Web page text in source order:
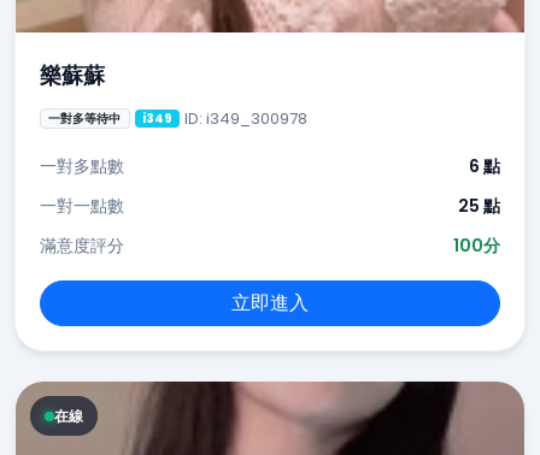
樂蘇蘇
一對多等待中 i349 ID: i349_300978
一對多點數
6 點
一對一點數
25 點
滿意度評分
100分
立即進入
在線